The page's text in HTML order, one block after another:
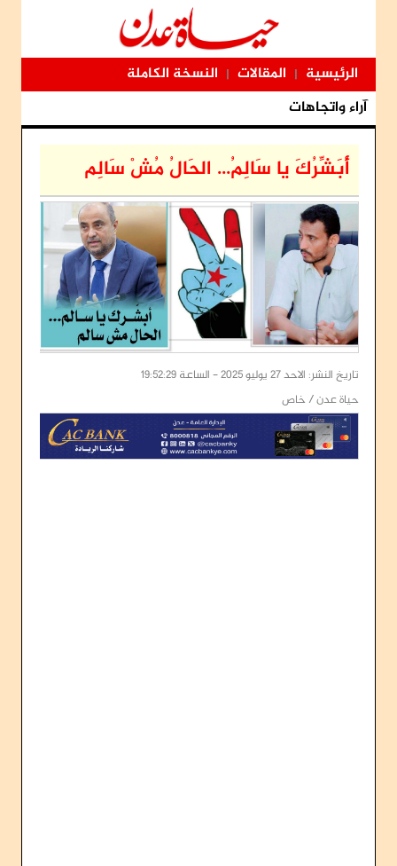
الرئيسية | المقالات | النسخة الكاملة
آراء واتجاهات
أُبَشِّرُكَ يا سَالِمُ... الحَالُ مُشْ سَالِم
تاريخ النشر: الاحد 27 يوليو 2025 - الساعة 19:52:29
حياة عدن / خاص